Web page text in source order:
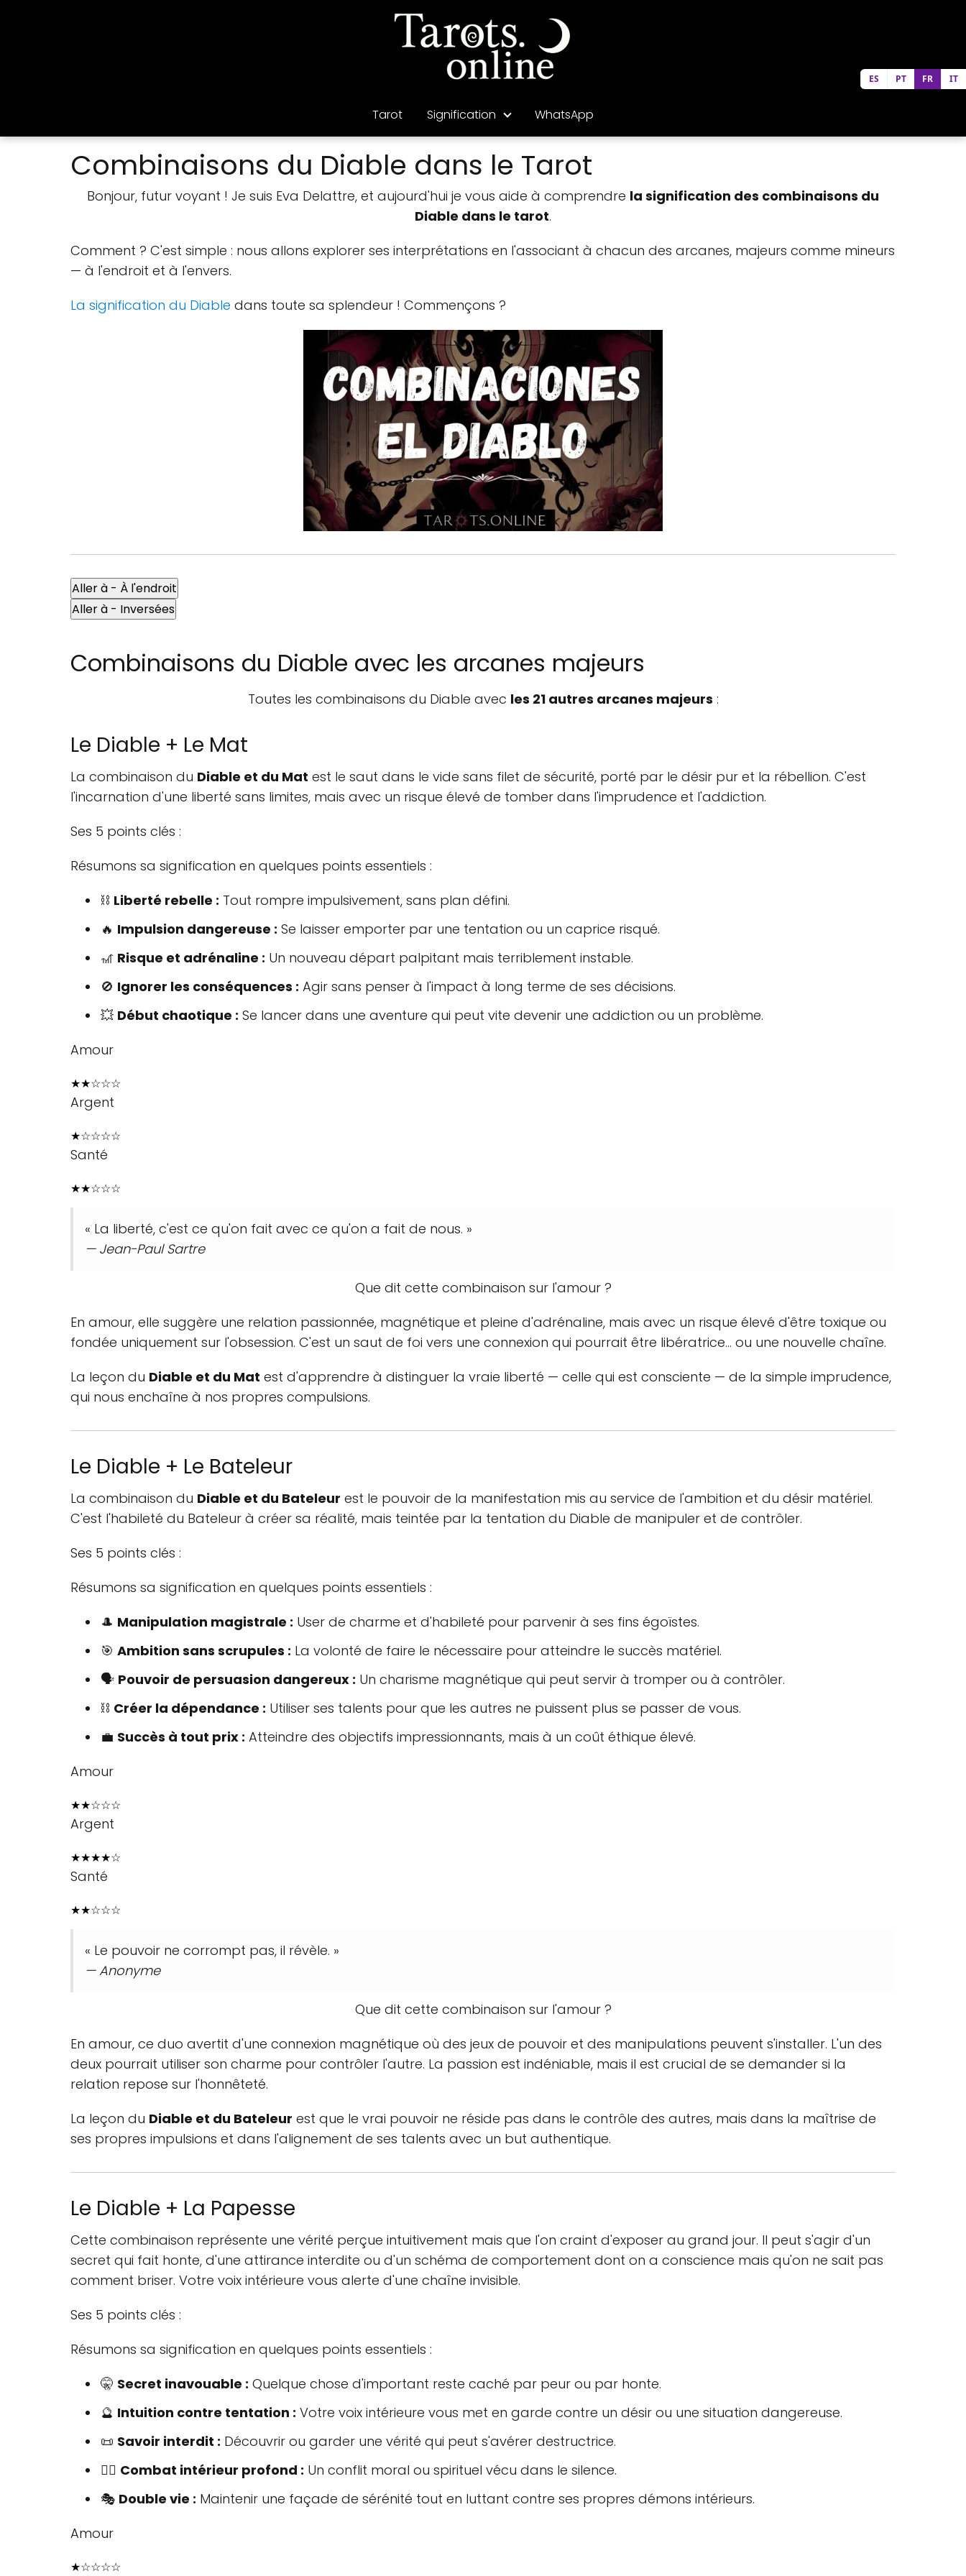
Tarot Signification WhatsApp
Combinaisons du Diable dans le Tarot
Bonjour, futur voyant ! Je suis Eva Delattre, et aujourd'hui je vous aide à comprendre la signification des combinaisons du
Diable dans le tarot.
Comment ? C'est simple : nous allons explorer ses interprétations en l'associant à chacun des arcanes, majeurs comme mineurs
— à l'endroit et à l'envers.
La signification du Diable dans toute sa splendeur ! Commençons ?
Aller à - À l'endroit
Aller à - Inversées
Combinaisons du Diable avec les arcanes majeurs
Toutes les combinaisons du Diable avec les 21 autres arcanes majeurs :
Le Diable + Le Mat
La combinaison du Diable et du Mat est le saut dans le vide sans filet de sécurité, porté par le désir pur et la rébellion. C'est
l'incarnation d'une liberté sans limites, mais avec un risque élevé de tomber dans l'imprudence et l'addiction.
Ses 5 points clés :
Résumons sa signification en quelques points essentiels :
⛓️ Liberté rebelle : Tout rompre impulsivement, sans plan défini.
🔥 Impulsion dangereuse : Se laisser emporter par une tentation ou un caprice risqué.
🎢 Risque et adrénaline : Un nouveau départ palpitant mais terriblement instable.
🚫 Ignorer les conséquences : Agir sans penser à l'impact à long terme de ses décisions.
💥 Début chaotique : Se lancer dans une aventure qui peut vite devenir une addiction ou un problème.
Amour
★★☆☆☆
Argent
★☆☆☆☆
Santé
★★☆☆☆
« La liberté, c'est ce qu'on fait avec ce qu'on a fait de nous. »
— Jean-Paul Sartre
Que dit cette combinaison sur l'amour ?
En amour, elle suggère une relation passionnée, magnétique et pleine d'adrénaline, mais avec un risque élevé d'être toxique ou
fondée uniquement sur l'obsession. C'est un saut de foi vers une connexion qui pourrait être libératrice… ou une nouvelle chaîne.
La leçon du Diable et du Mat est d'apprendre à distinguer la vraie liberté — celle qui est consciente — de la simple imprudence,
qui nous enchaîne à nos propres compulsions.
Le Diable + Le Bateleur
La combinaison du Diable et du Bateleur est le pouvoir de la manifestation mis au service de l'ambition et du désir matériel.
C'est l'habileté du Bateleur à créer sa réalité, mais teintée par la tentation du Diable de manipuler et de contrôler.
Ses 5 points clés :
Résumons sa signification en quelques points essentiels :
🎩 Manipulation magistrale : User de charme et d'habileté pour parvenir à ses fins égoïstes.
🎯 Ambition sans scrupules : La volonté de faire le nécessaire pour atteindre le succès matériel.
🗣️ Pouvoir de persuasion dangereux : Un charisme magnétique qui peut servir à tromper ou à contrôler.
⛓️ Créer la dépendance : Utiliser ses talents pour que les autres ne puissent plus se passer de vous.
💼 Succès à tout prix : Atteindre des objectifs impressionnants, mais à un coût éthique élevé.
Amour
★★☆☆☆
Argent
★★★★☆
Santé
★★☆☆☆
« Le pouvoir ne corrompt pas, il révèle. »
— Anonyme
Que dit cette combinaison sur l'amour ?
En amour, ce duo avertit d'une connexion magnétique où des jeux de pouvoir et des manipulations peuvent s'installer. L'un des
deux pourrait utiliser son charme pour contrôler l'autre. La passion est indéniable, mais il est crucial de se demander si la
relation repose sur l'honnêteté.
La leçon du Diable et du Bateleur est que le vrai pouvoir ne réside pas dans le contrôle des autres, mais dans la maîtrise de
ses propres impulsions et dans l'alignement de ses talents avec un but authentique.
Le Diable + La Papesse
Cette combinaison représente une vérité perçue intuitivement mais que l'on craint d'exposer au grand jour. Il peut s'agir d'un
secret qui fait honte, d'une attirance interdite ou d'un schéma de comportement dont on a conscience mais qu'on ne sait pas
comment briser. Votre voix intérieure vous alerte d'une chaîne invisible.
Ses 5 points clés :
Résumons sa signification en quelques points essentiels :
🤫 Secret inavouable : Quelque chose d'important reste caché par peur ou par honte.
🔮 Intuition contre tentation : Votre voix intérieure vous met en garde contre un désir ou une situation dangereuse.
📜 Savoir interdit : Découvrir ou garder une vérité qui peut s'avérer destructrice.
🧘‍♀️ Combat intérieur profond : Un conflit moral ou spirituel vécu dans le silence.
🎭 Double vie : Maintenir une façade de sérénité tout en luttant contre ses propres démons intérieurs.
Amour
★☆☆☆☆
ES PT FR IT